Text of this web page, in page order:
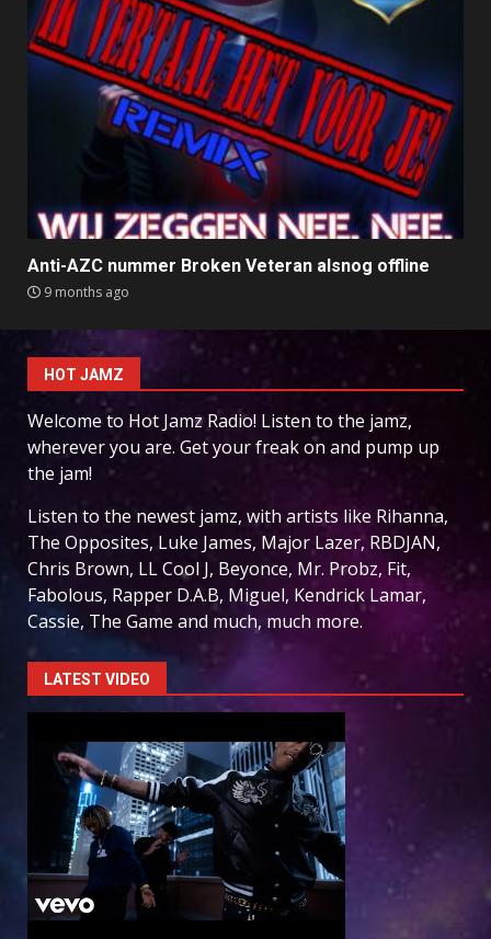
Anti-AZC nummer Broken Veteran alsnog offline
9 months ago
HOT JAMZ
Welcome to Hot Jamz Radio! Listen to the jamz,
wherever you are. Get your freak on and pump up
the jam!
Listen to the newest jamz, with artists like Rihanna,
The Opposites, Luke James, Major Lazer, RBDJAN,
Chris Brown, LL Cool J, Beyonce, Mr. Probz, Fit,
Fabolous, Rapper D.A.B, Miguel, Kendrick Lamar,
Cassie, The Game and much, much more.
LATEST VIDEO